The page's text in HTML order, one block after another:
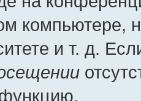
компьютере,
и т. д.